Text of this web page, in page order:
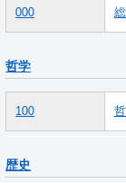
000
哲学
100
歴史